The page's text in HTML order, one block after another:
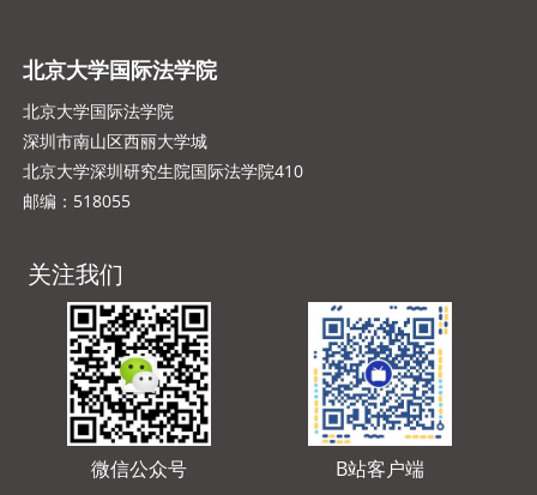
北京大学国际法学院
北京大学国际法学院
深圳市南山区西丽大学城
北京大学深圳研究生院国际法学院410
邮编：518055
关注我们
微信公众号 B站客户端